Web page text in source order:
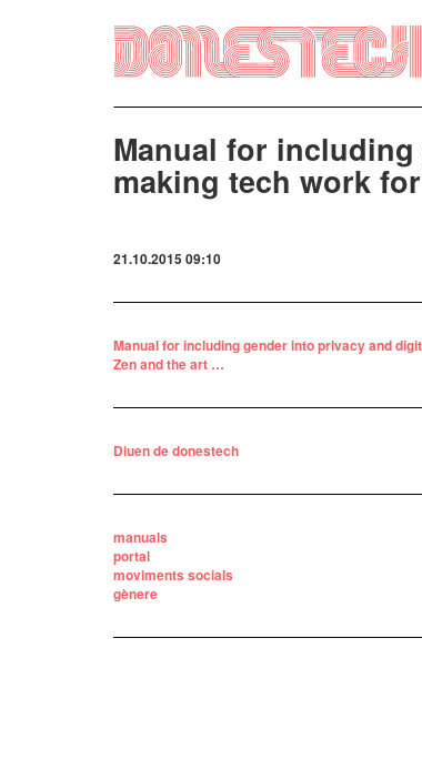
Manual for
making tech work
21.10.2015 09:10
Manual for including gender into privacy and
Zen and the art …
Diuen de donestech
manuals
portal
moviments socials
gènere